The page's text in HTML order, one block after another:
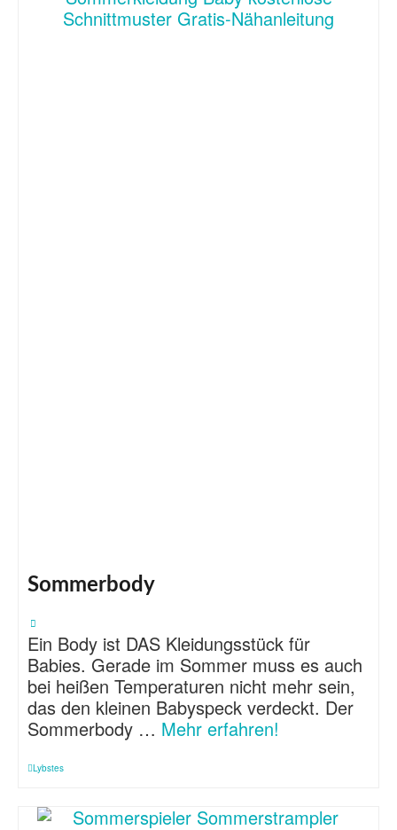
Sommerbody
Ein Body ist DAS Kleidungsstück für
Babies. Gerade im Sommer muss es auch
bei heißen Temperaturen nicht mehr sein,
das den kleinen Babyspeck verdeckt. Der
Sommerbody … Mehr erfahren!
Lybstes